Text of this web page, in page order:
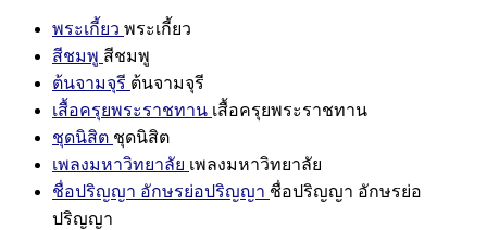
พระเกี้ยว พระเกี้ยว
สีชมพู สีชมพู
ต้นจามจุรี ต้นจามจุรี
เสื้อครุยพระราชทาน เสื้อครุยพระราชทาน
ชุดนิสิต ชุดนิสิต
เพลงมหาวิทยาลัย เพลงมหาวิทยาลัย
ชื่อปริญญา อักษรย่อปริญญา ชื่อปริญญา อักษรย่อ
ปริญญา